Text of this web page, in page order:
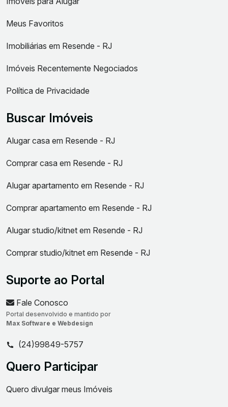
Meus Favoritos
Imobiliárias em Resende - RJ
Imóveis Recentemente Negociados
Política de Privacidade
Buscar Imóveis
Alugar casa em Resende - RJ
Comprar casa em Resende - RJ
Alugar apartamento em Resende - RJ
Comprar apartamento em Resende - RJ
Alugar studio/kitnet em Resende - RJ
Comprar studio/kitnet em Resende - RJ
Suporte ao Portal
Fale Conosco
Portal desenvolvido e mantido por
Max Software e Webdesign
(24)99849-5757
Quero Participar
Quero divulgar meus Imóveis